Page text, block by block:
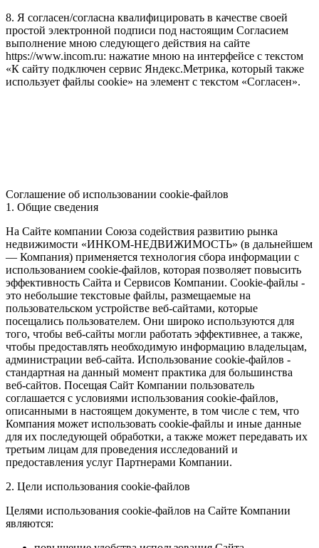
8. Я согласен/согласна квалифицировать в качестве своей
простой электронной подписи под настоящим Согласием
выполнение мною следующего действия на сайте
https://www.incom.ru: нажатие мною на интерфейсе с текстом
«К сайту подключен сервис Яндекс.Метрика, который также
использует файлы cookie» на элемент с текстом «Согласен».
Соглашение об использовании cookie-файлов
1. Общие сведения
На Сайте компании Союза содействия развитию рынка
недвижимости «ИНКОМ-НЕДВИЖИМОСТЬ» (в дальнейшем
— Компания) применяется технология сбора информации с
использованием cookie-файлов, которая позволяет повысить
эффективность Сайта и Сервисов Компании. Сookie-файлы -
это небольшие текстовые файлы, размещаемые на
пользовательском устройстве веб-сайтами, которые
посещались пользователем. Они широко используются для
того, чтобы веб-сайты могли работать эффективнее, а также,
чтобы предоставлять необходимую информацию владельцам,
администрации веб-сайта. Использование cookie-файлов -
стандартная на данный момент практика для большинства
веб-сайтов. Посещая Сайт Компании пользователь
соглашается с условиями использования cookie-файлов,
описанными в настоящем документе, в том числе с тем, что
Компания может использовать cookie-файлы и иные данные
для их последующей обработки, а также может передавать их
третьим лицам для проведения исследований и
предоставления услуг Партнерами Компании.
2. Цели использования cookie-файлов
Целями использования cookie-файлов на Сайте Компании
являются: